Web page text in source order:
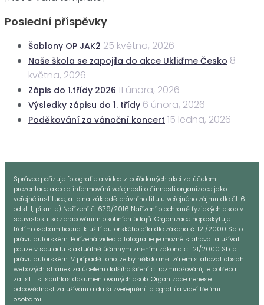
Poslední příspěvky
Šablony OP JAK2 25 května, 2026
Naše škola se zapojila do akce Ukliďme Česko 8
května, 2026
Zápis do 1.třídy 2026 11 února, 2026
Výsledky zápisu do 1. třídy 6 února, 2026
Poděkování za vánoční koncert 15 ledna, 2026
Správce pořizuje fotografie a videa z pořádaných akcí za účelem
prezentace akce a informování veřejnosti o činnosti organizace jako
veřejné instituce, a to na základě právního titulu veřejného zájmu dle čl. 6
odst. 1, písm. e) Nařízení č. 679/2016 Nařízení o ochraně fyzických osob v
souvislosti se zpracováním osobních údajů. Organizace neposkytuje
třetím osobám licenci k užití autorského díla dle zákona č. 121/2000 Sb. o
právu autorském. Pořízená videa a fotografie je možné stahovat a užívat
pouze v souladu s aktuálně účinným zněním zákona č. 121/2000 Sb. o
právu autorském. V případě toho, že by někdo měl zájem stahovat obsah
webových stránek za účelem dalšího šíření či rozmnožování, je potřeba
zajistit si souhlas dokumentovaných osob. Organizace nenese
odpovědnost za užívání a další zveřejnění fotografií a videí třetími
osobami.